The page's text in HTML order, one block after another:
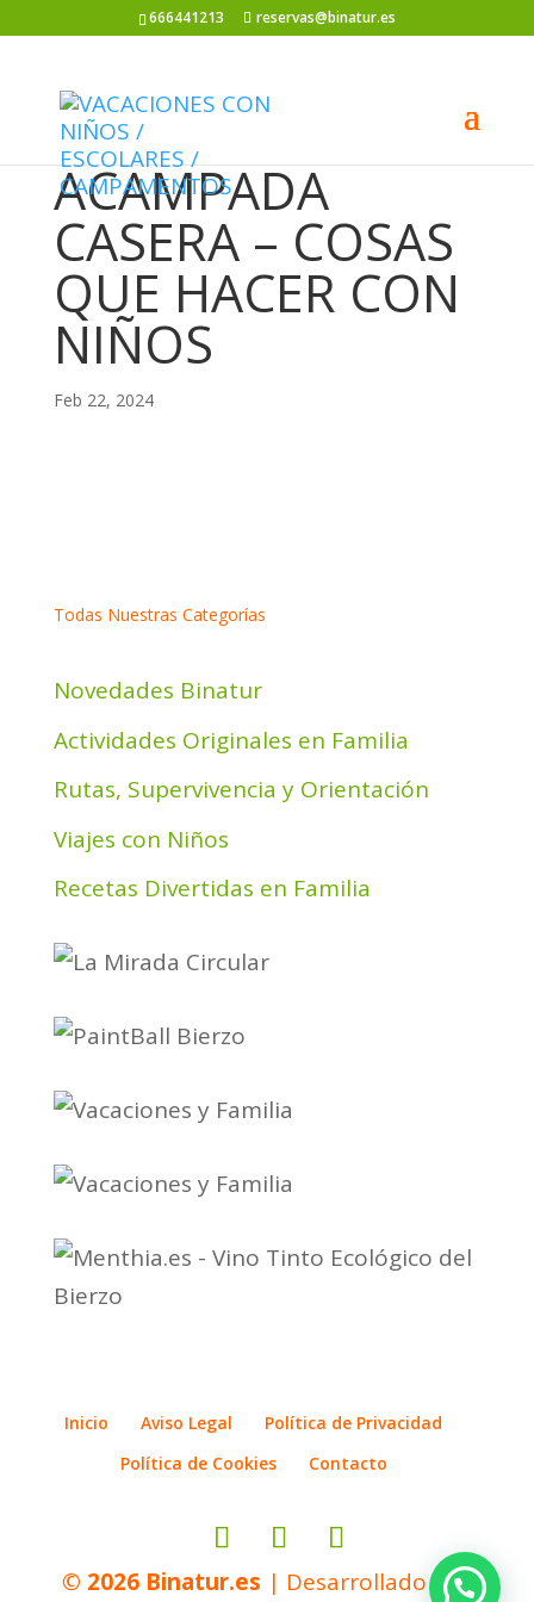
666441213 reservas@binatur.es
ACAMPADA
CASERA – COSAS
QUE HACER CON
NIÑOS
Feb 22, 2024
Todas Nuestras Categorías
Novedades Binatur
Actividades Originales en Familia
Rutas, Supervivencia y Orientación
Viajes con Niños
Recetas Divertidas en Familia
Inicio Aviso Legal
Política de Privacidad
Política de Cookies
Contacto
© 2026 Binatur.es | Desarrollado por